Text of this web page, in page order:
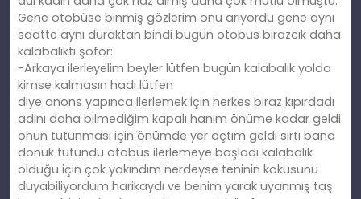
Gene otobüse binmiş gözlerim onu arıyordu gene aynı
saatte aynı duraktan bindi bugün otobüs birazcık daha
kalabalıktı şoför:
-Arkaya ilerleyelim beyler lütfen bugün kalabalık yolda
kimse kalmasın hadi lütfen
diye anons yapınca ilerlemek için herkes biraz kıpırdadı
adını daha bilmediğim kapalı hanım önüme kadar geldi
onun tutunması için önümde yer açtım geldi sırtı bana
dönük tutundu otobüs ilerlemeye başladı kalabalık
olduğu için çok yakındım nerdeyse teninin kokusunu
duyabiliyordum harikaydı ve benim yarak uyanmış taş